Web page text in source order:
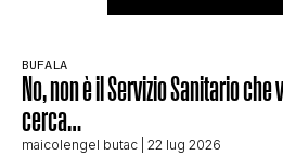
BUFALA
No, non è il Servizio Sanitario che
cerca…
maicolengel butac | 22 lug 2026